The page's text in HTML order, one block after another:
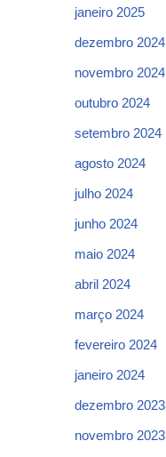
janeiro 2025
dezembro 2024
novembro 2024
outubro 2024
setembro 2024
agosto 2024
julho 2024
junho 2024
maio 2024
abril 2024
março 2024
fevereiro 2024
janeiro 2024
dezembro 2023
novembro 2023